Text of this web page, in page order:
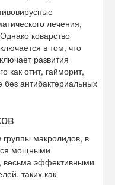
лечения,
коварство
в том, что
развития
как отит, гайморит,
антибактериальных
макролидов, в
мощными
весьма эффективными
таких как